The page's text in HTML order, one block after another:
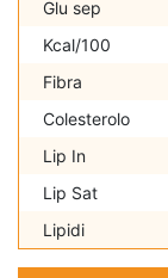
Glu sep
Kcal/100
Fibra
Colesterolo
Lip In
Lip Sat
Lipidi